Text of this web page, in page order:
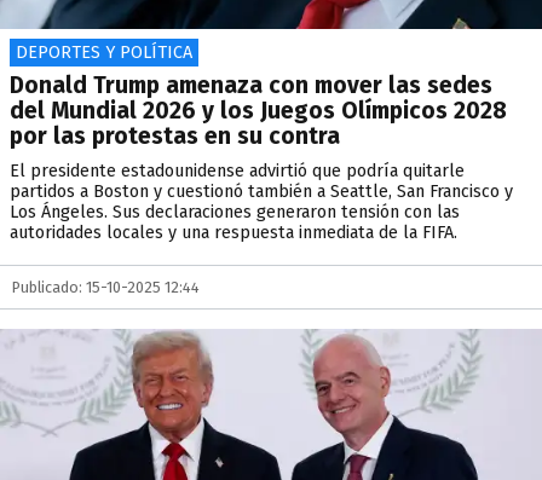
DEPORTES Y POLÍTICA
Donald Trump amenaza con mover las sedes
del Mundial 2026 y los Juegos Olímpicos 2028
por las protestas en su contra
El presidente estadounidense advirtió que podría quitarle
partidos a Boston y cuestionó también a Seattle, San Francisco y
Los Ángeles. Sus declaraciones generaron tensión con las
autoridades locales y una respuesta inmediata de la FIFA.
Publicado: 15-10-2025 12:44